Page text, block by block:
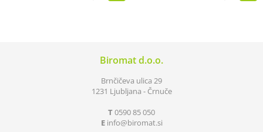
Biromat d.o.o.
Brnčičeva ulica 29
1231 Ljubljana - Črnuče
T0590 85 050
E info biromat.si